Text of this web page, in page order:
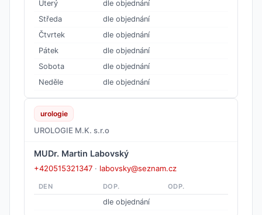
Úterý
dle objednání
Středa
dle objednání
Čtvrtek
dle objednání
Pátek
dle objednání
Sobota
dle objednání
Neděle
dle objednání
urologie
UROLOGIE M.K. s.r.o
MUDr. Martin Labovský
+420515321347 · labovsky@seznam.cz
DEN DOP. ODP.
dle objednání